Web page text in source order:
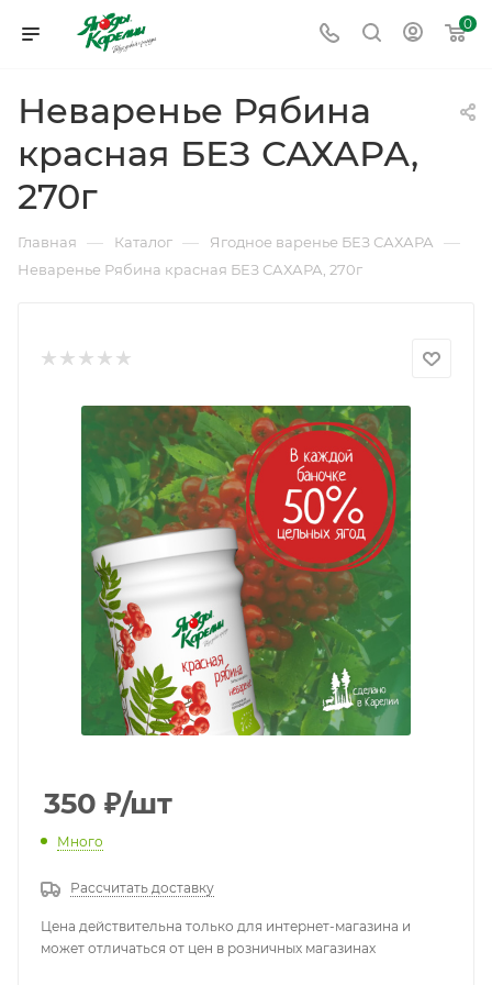
0
Неваренье Рябина
красная БЕЗ САХАРА,
270г
Главная — Каталог — Ягодное варенье БЕЗ САХАРА —
Неваренье Рябина красная БЕЗ САХАРА, 270г
350 ₽/шт
Много
Рассчитать доставку
Цена действительна только для интернет-магазина и
может отличаться от цен в розничных магазинах